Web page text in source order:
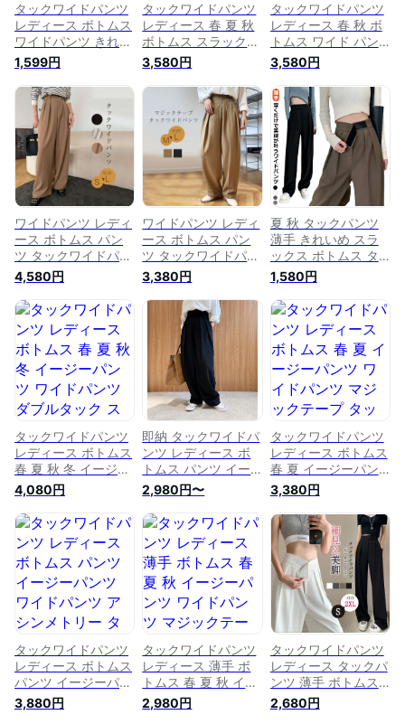
タックワイドパンツ
レディース ボトムス
ワイドパンツ きれい
め 秋 春 タックパン
ツ イージーパンツ
タック パンツ ワイ
ド 美シルエット ス
ラックス ロング オ
リジナル ハイウエス
ト マキシ丈 マジッ
クテープ 上品 カジ
ュアル 通勤 オフィ
ス
1,599円
タックワイドパンツ
レディース 春 夏 秋
ボトムス スラックス
イージーパンツ ワイ
ド パンツ タック ワ
イドパンツ ロング
スーツパンツ 美シル
エット オリジナル
冬 ハイウエスト ロ
ング丈 マキシ丈 上
品 きれいめ 通勤 カ
ジュアル オフィス
仕事 大人 フォーマ
ル 黒
3,580円
タックワイドパンツ
レディース 春 秋 ボ
トムス ワイド パン
ツ イージーパンツ
タック スラックス
ワイドパンツ ロング
スーツパンツ 美シル
エット オリジナル
冬 ハイウエスト マ
キシ丈 上品 きれい
め 通勤 オフィス 仕
事 大人 フォーマル
スーツパンツ 黒 ブ
ラック
3,580円
ワイドパンツ レディ
ース ボトムス パン
ツ タックワイドパン
ツ イージーパンツ
ワイド アシンメトリ
ー タック アンティ
カ スラックス ロン
グ 美シルエット オ
リジナル タックパン
ツ ハイウエスト マ
キシ丈 上品 落ち感
きれいめ 通勤 オフ
ィス 送料無料
4,580円
ワイドパンツ レディ
ース ボトムス パン
ツ タックワイドパン
ツ イージーパンツ
ワイド アシンメトリ
ー タック アンティ
カ スラックス ロン
グ 美シルエット オ
リジナル タックパン
ツ ハイウエスト マ
キシ丈 マジックテー
プ 上品 きれいめ 通
勤 オフィス 送料無
料
3,380円
夏 秋 タックパンツ
薄手 きれいめ スラ
ックス ボトムス タ
ックワイドパンツ 体
型カバー 春 マジッ
クテープ タック レ
ディース 美シルエッ
ト ハイウエスト ロ
ング丈 マキシ丈 ワ
イドパンツ 通勤 オ
フィス カジュアル
上品 きれいめ 通勤
イージーパンツ
1,580円
タックワイドパンツ
レディース ボトムス
春 夏 秋 冬 イージー
パンツ ワイドパンツ
ダブルタック スラッ
クス 美シルエット
オリジナル タックパ
ンツ ハイウエスト
ロング丈 マキシ丈
上品 きれいめ 通勤
オフィス ボトムス
カジュアル おしゃれ
美脚 黒 ブラック 30
代
4,080円
即納 タックワイドパ
ンツ レディース ボ
トムス パンツ イー
ジーパンツ ワイドパ
ンツ アシンメトリ
ー タック スラック
ス ロング 美シルエ
ット タックパンツ
ハイウエスト マキシ
丈 マジックテープ
上品 きれいめ 通勤
オフィス 高品質
2,980円〜
タックワイドパンツ
レディース ボトムス
春 夏 イージーパン
ツ ワイドパンツ マ
ジックテープ タック
スラックス 美シルエ
ット オリジナル タ
ックパンツ ハイウエ
スト ロング丈 きれ
いめ 通勤 オフィス
カジュアル 体型カバ
ー 送料無料
3,380円
タックワイドパンツ
レディース ボトムス
パンツ イージーパン
ツ ワイドパンツ ア
シンメトリー タック
3,880円
タックワイドパンツ
レディース 薄手 ボ
トムス 春 夏 秋 イー
ジーパンツ ワイドパ
ンツ マジックテープ
2,980円
タックワイドパンツ
レディース タックパ
ンツ 薄手 ボトムス
春 イージーパンツ
ワイドパンツ マジッ
2,680円